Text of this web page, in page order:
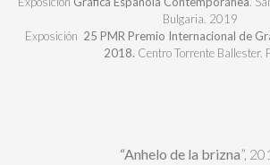
Bulgaria. 2019
Exposición 25 PMR Premio Internacional de
2018. Centro Torrente Ballester.
“Anhelo de la brizna”,